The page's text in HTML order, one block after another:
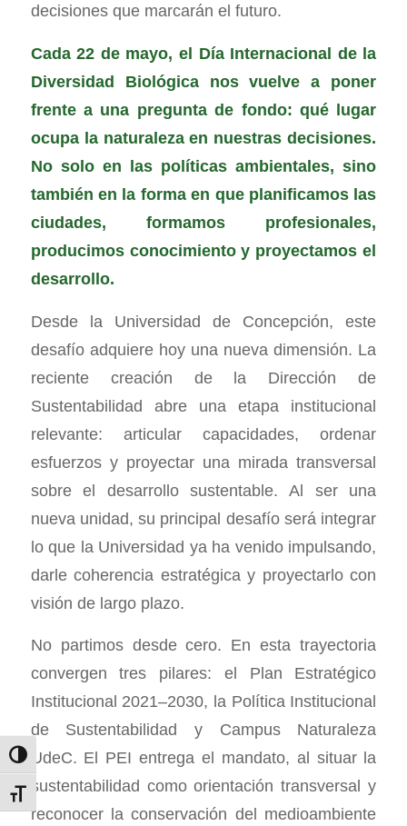
Alternar alto contraste
Alternar tamaño de letra
decisiones que marcarán el futuro.
Cada 22 de mayo, el Día Internacional de la
Diversidad Biológica nos vuelve a poner
frente a una pregunta de fondo: qué lugar
ocupa la naturaleza en nuestras decisiones.
No solo en las políticas ambientales, sino
también en la forma en que planificamos las
ciudades, formamos profesionales,
producimos conocimiento y proyectamos el
desarrollo.
Desde la Universidad de Concepción, este
desafío adquiere hoy una nueva dimensión. La
reciente creación de la Dirección de
Sustentabilidad abre una etapa institucional
relevante: articular capacidades, ordenar
esfuerzos y proyectar una mirada transversal
sobre el desarrollo sustentable. Al ser una
nueva unidad, su principal desafío será integrar
lo que la Universidad ya ha venido impulsando,
darle coherencia estratégica y proyectarlo con
visión de largo plazo.
No partimos desde cero. En esta trayectoria
convergen tres pilares: el Plan Estratégico
Institucional 2021–2030, la Política Institucional
de Sustentabilidad y Campus Naturaleza
UdeC. El PEI entrega el mandato, al situar la
sustentabilidad como orientación transversal y
reconocer la conservación del medioambiente